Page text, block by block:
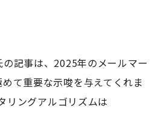
記事は、2025年のメールマー
て重要な示唆を与えてくれま
リングアルゴリズムは